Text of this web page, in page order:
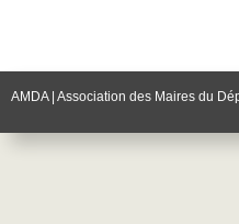
AMDA | Association des Maires du